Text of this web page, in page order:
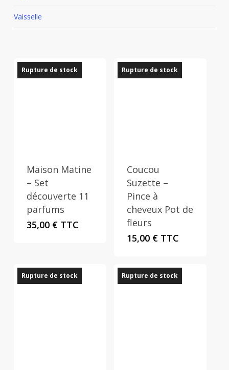
Vaisselle
Rupture de stock
Maison Matine
– Set
découverte 11
parfums
35,00 € TTC
Rupture de stock
Coucou
Suzette –
Pince à
cheveux Pot de
fleurs
15,00 € TTC
Rupture de stock Rupture de stock